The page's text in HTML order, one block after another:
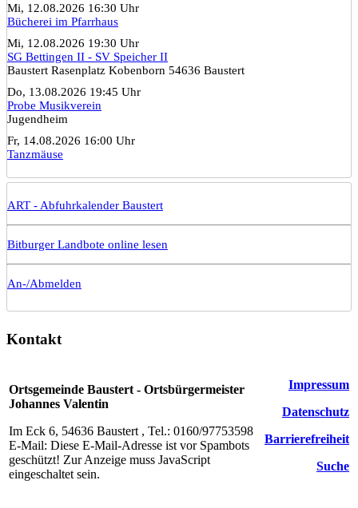
Mi, 12.08.2026 16:30 Uhr
Bücherei im Pfarrhaus
Mi, 12.08.2026 19:30 Uhr
SG Bettingen II - SV Speicher II
Baustert Rasenplatz Kobenborn 54636 Baustert
Do, 13.08.2026 19:45 Uhr
Probe Musikverein
Jugendheim
Fr, 14.08.2026 16:00 Uhr
Tanzmäuse
ART - Abfuhrkalender Baustert
Bitburger Landbote online lesen
An-/Abmelden
Kontakt
Ortsgemeinde Baustert - Ortsbürgermeister
Johannes Valentin
Im Eck 6, 54636 Baustert , Tel.: 0160/97753598
E-Mail: Diese E-Mail-Adresse ist vor Spambots
geschützt! Zur Anzeige muss JavaScript
eingeschaltet sein.
Impressum
Datenschutz
Barrierefreiheit
Suche